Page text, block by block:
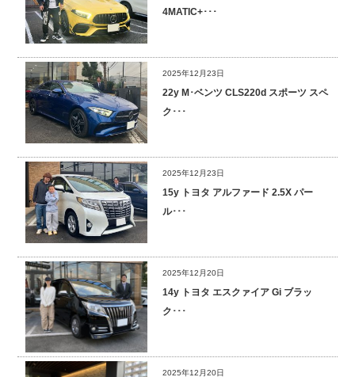
4MATIC+･･･
2025年12月23日
22y M･ベンツ CLS220d スポーツ スペ
ク･･･
2025年12月23日
15y トヨタ アルファード 2.5X パー
ル･･･
2025年12月20日
14y トヨタ エスクァイア Gi ブラッ
ク･･･
2025年12月20日